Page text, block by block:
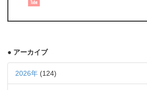
● アーカイブ
2026年 (124)